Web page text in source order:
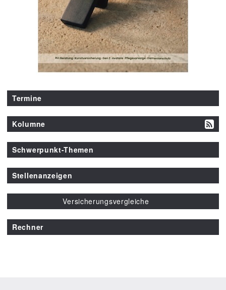
Termine
Kolumne
Schwerpunkt-Themen
Stellenanzeigen
Versicherungsvergleiche
Rechner